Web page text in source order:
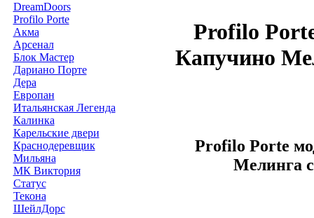
DreamDoors
Profilo Porte
Акма
Арсенал
Блок Мастер
Дариано Порте
Дера
Европан
Итальянская Легенда
Калинка
Карельские двери
Краснодеревщик
Мильяна
МК Виктория
Статус
Текона
ШейлДорс
Profilo
Капучино
Profilo Porte
Мелинга